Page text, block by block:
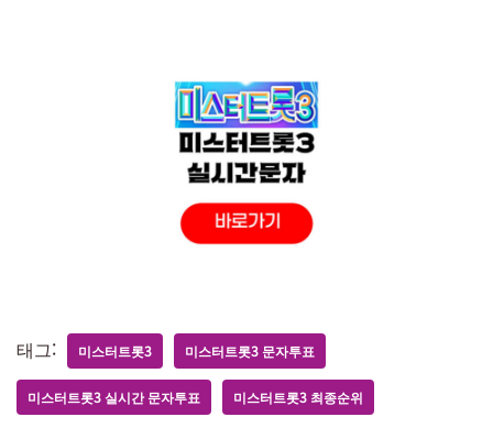
태그: 미스터트롯3 미스터트롯3 문자투표
미스터트롯3 실시간 문자투표 미스터트롯3 최종순위